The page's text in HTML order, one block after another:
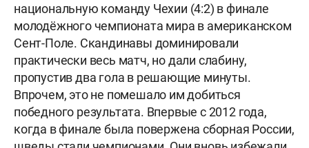
национальную команду Чехии (4:2) в финале
молодёжного чемпионата мира в американском
Сент-Поле. Скандинавы доминировали
практически весь матч, но дали слабину,
пропустив два гола в решающие минуты.
Впрочем, это не помешало им добиться
победного результата. Впервые с 2012 года,
когда в финале была повержена сборная России,